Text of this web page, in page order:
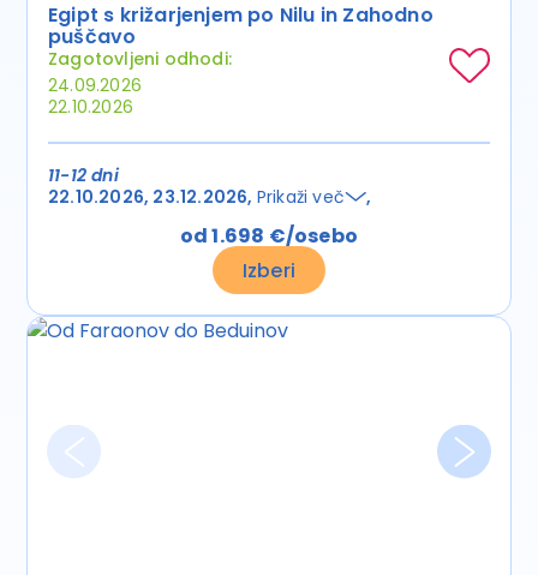
Egipt s križarjenjem po Nilu in Zahodno
puščavo
Zagotovljeni odhodi:
24.09.2026
22.10.2026
11-12 dni
22.10.2026 23.12.2026 Prikaži več
od 1.698 €/osebo
Izberi